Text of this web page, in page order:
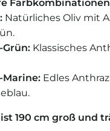
Natürliches Oliv mit
Klassisches
Edles
190 cm groß und